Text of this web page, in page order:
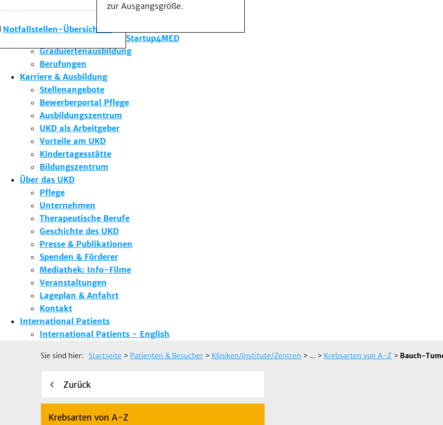
Notfallstellen-Übersicht
zur Ausgangsgröße.
Forschung am UKD
Studium & Lehre
Gründungsförderung Startup4MED
Graduiertenausbildung
Berufungen
Karriere & Ausbildung
Stellenangebote
Bewerberportal Pflege
Ausbildungszentrum
UKD als Arbeitgeber
Vorteile am UKD
Kindertagesstätte
Bildungszentrum
Über das UKD
Pflege
Unternehmen
Therapeutische Berufe
Geschichte des UKD
Presse & Publikationen
Spenden & Förderer
Mediathek: Info-Filme
Veranstaltungen
Lageplan & Anfahrt
Kontakt
International Patients
International Patients - English
Sie sind hier: Startseite > Patienten & Besucher > Kliniken/Institute/Zentren > ... > Krebsarten von A-Z > Bauch-
Zurück
Krebsarten von A-Z